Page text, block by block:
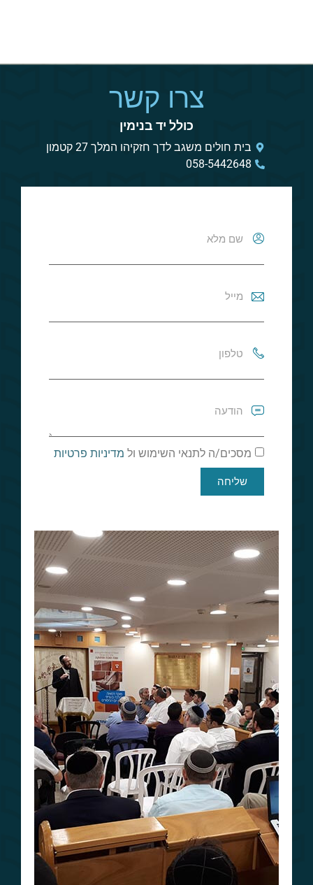
צרו קשר
כולל יד בנימין
בית חולים משגב לדך חזקיהו המלך 27 קטמון
058-5442648
מסכים/ה לתנאי השימוש ול מדיניות פרטיות
שליחה